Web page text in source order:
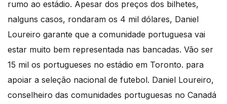
rumo ao estádio. Apesar dos preços dos bilhetes,
nalguns casos, rondaram os 4 mil dólares, Daniel
Loureiro garante que a comunidade portuguesa vai
estar muito bem representada nas bancadas. Vão ser
15 mil os portugueses no estádio em Toronto. para
apoiar a seleção nacional de futebol. Daniel Loureiro,
conselheiro das comunidades portuguesas no Canadá